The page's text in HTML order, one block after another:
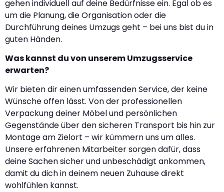
gehen individuell auf deine Bedürfnisse ein. Egal ob es
um die Planung, die Organisation oder die
Durchführung deines Umzugs geht – bei uns bist du in
guten Händen.
Was kannst du von unserem Umzugsservice
erwarten?
Wir bieten dir einen umfassenden Service, der keine
Wünsche offen lässt. Von der professionellen
Verpackung deiner Möbel und persönlichen
Gegenstände über den sicheren Transport bis hin zur
Montage am Zielort – wir kümmern uns um alles.
Unsere erfahrenen Mitarbeiter sorgen dafür, dass
deine Sachen sicher und unbeschädigt ankommen,
damit du dich in deinem neuen Zuhause direkt
wohlfühlen kannst.